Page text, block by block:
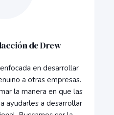
de Drew
en desarrollar
a otras empresas.
la manera en que las
ayudarles a desarrollar